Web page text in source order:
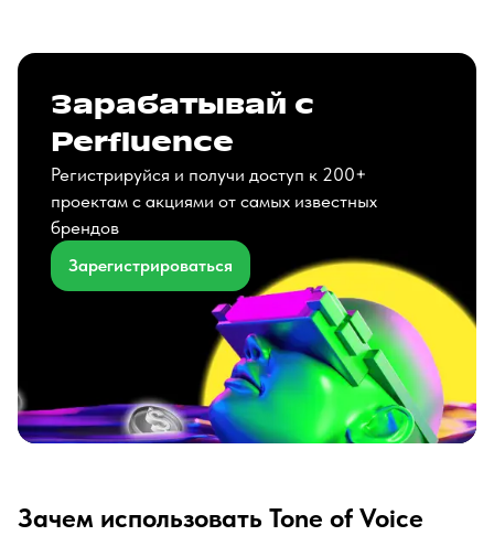
Зарабатывай с
Perfluence
Регистрируйся и получи доступ к 200+
проектам с акциями от самых известных
брендов
Зарегистрироваться
Зачем использовать Tone of Voice